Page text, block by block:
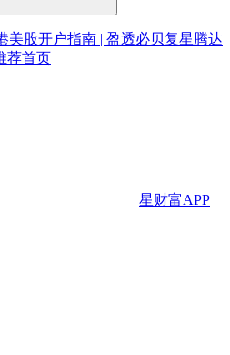
美股开户指南 | 盈透必贝复星腾达
荐首页
星财富APP